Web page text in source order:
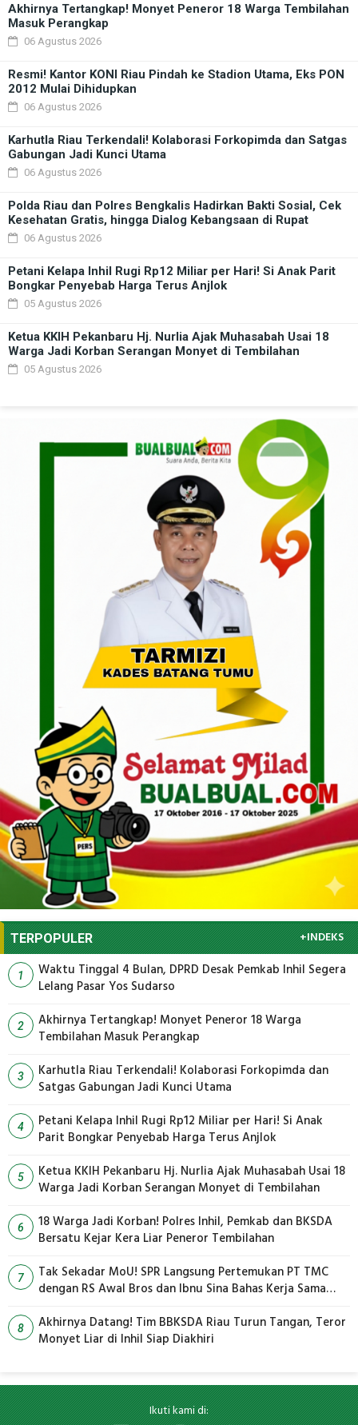
Akhirnya Tertangkap! Monyet Peneror 18 Warga Tembilahan
Masuk Perangkap
06 Agustus 2026
Resmi! Kantor KONI Riau Pindah ke Stadion Utama, Eks PON
2012 Mulai Dihidupkan
06 Agustus 2026
Karhutla Riau Terkendali! Kolaborasi Forkopimda dan Satgas
Gabungan Jadi Kunci Utama
06 Agustus 2026
Polda Riau dan Polres Bengkalis Hadirkan Bakti Sosial, Cek
Kesehatan Gratis, hingga Dialog Kebangsaan di Rupat
06 Agustus 2026
Petani Kelapa Inhil Rugi Rp12 Miliar per Hari! Si Anak Parit
Bongkar Penyebab Harga Terus Anjlok
05 Agustus 2026
Ketua KKIH Pekanbaru Hj. Nurlia Ajak Muhasabah Usai 18
Warga Jadi Korban Serangan Monyet di Tembilahan
05 Agustus 2026
TERPOPULER +INDEKS
1
Waktu Tinggal 4 Bulan, DPRD Desak Pemkab Inhil Segera
Lelang Pasar Yos Sudarso
2
Akhirnya Tertangkap! Monyet Peneror 18 Warga
Tembilahan Masuk Perangkap
3
Karhutla Riau Terkendali! Kolaborasi Forkopimda dan
Satgas Gabungan Jadi Kunci Utama
4
Petani Kelapa Inhil Rugi Rp12 Miliar per Hari! Si Anak
Parit Bongkar Penyebab Harga Terus Anjlok
5
Ketua KKIH Pekanbaru Hj. Nurlia Ajak Muhasabah Usai 18
Warga Jadi Korban Serangan Monyet di Tembilahan
6
18 Warga Jadi Korban! Polres Inhil, Pemkab dan BKSDA
Bersatu Kejar Kera Liar Peneror Tembilahan
7
Tak Sekadar MoU! SPR Langsung Pertemukan PT TMC
dengan RS Awal Bros dan Ibnu Sina Bahas Kerja Sama
8
Akhirnya Datang! Tim BBKSDA Riau Turun Tangan, Teror
Monyet Liar di Inhil Siap Diakhiri
Ikuti kami di: